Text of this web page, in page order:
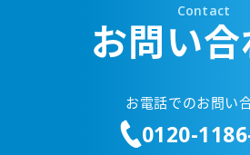
Contact
お問い
お電話でのお問い
0120-